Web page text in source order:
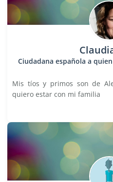
Ciudadana española a
Mis tíos y primos son de
quiero estar con mi familia